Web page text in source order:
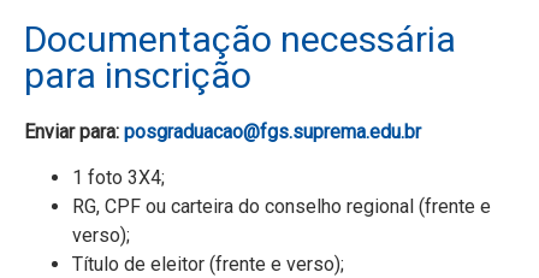
Documentação necessária
para inscrição
Enviar para: posgraduacao@fgs.suprema.edu.br
1 foto 3X4;
RG, CPF ou carteira do conselho regional (frente e
verso);
Título de eleitor (frente e verso);